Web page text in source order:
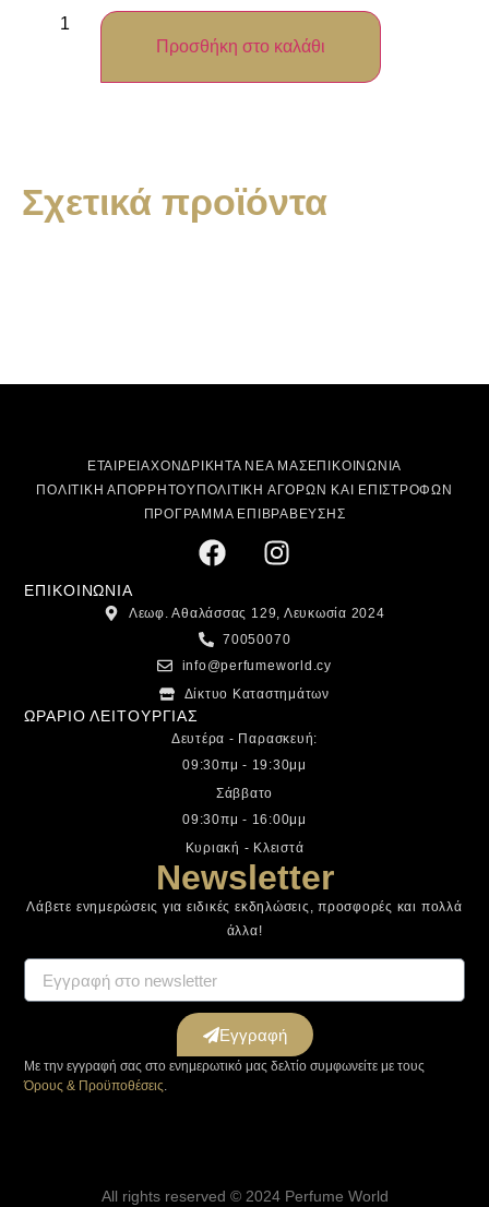
Προσθήκη στο καλάθι
Σχετικά προϊόντα
ΕΤΑΙΡΕΙΑΧΟΝΔΡΙΚΗΤΑ ΝΕΑ ΜΑΣΕΠΙΚΟΙΝΩΝΙΑ
ΠΟΛΙΤΙΚΗ ΑΠΟΡΡΗΤΟΥΠΟΛΙΤΙΚΗ ΑΓΟΡΩΝ ΚΑΙ ΕΠΙΣΤΡΟΦΩΝ
ΠΡΟΓΡΑΜΜΑ ΕΠΙΒΡΑΒΕΥΣΗΣ
ΕΠΙΚΟΙΝΩΝΙΑ
Λεωφ. Αθαλάσσας 129, Λευκωσία 2024
70050070
info@perfumeworld.cy
Δίκτυο Καταστημάτων
ΩΡΑΡΙΟ ΛΕΙΤΟΥΡΓΙΑΣ
Δευτέρα - Παρασκευή:
09:30πμ - 19:30μμ
Σάββατο
09:30πμ - 16:00μμ
Κυριακή - Κλειστά
Newsletter
Λάβετε ενημερώσεις για ειδικές εκδηλώσεις, προσφορές και πολλά
άλλα!
Εγγραφή
Με την εγγραφή σας στο ενημερωτικό μας δελτίο συμφωνείτε με τους
Όρους & Προϋποθέσεις.
All rights reserved © 2024 Perfume World